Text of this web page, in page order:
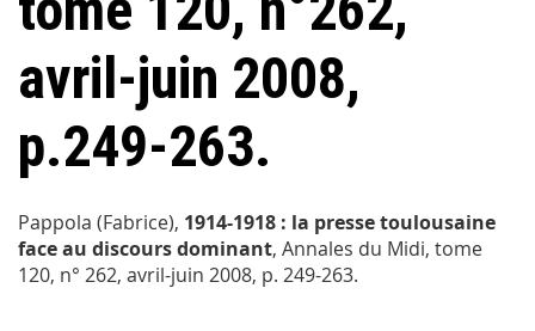
avril-juin 2008,
p.249-263.
Pappola (Fabrice), 1914-1918 : la presse toulousaine
face au discours dominant, Annales du Midi, tome
120, n° 262, avril-juin 2008, p. 249-263.